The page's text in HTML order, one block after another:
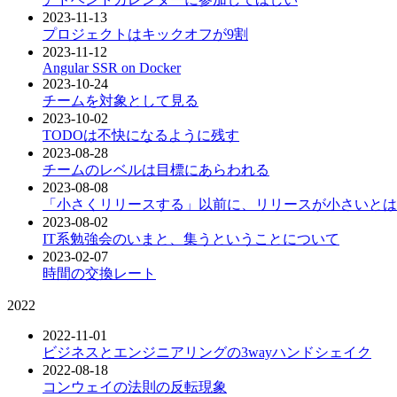
2023-11-13
プロジェクトはキックオフが9割
2023-11-12
Angular SSR on Docker
2023-10-24
チームを対象として見る
2023-10-02
TODOは不快になるように残す
2023-08-28
チームのレベルは目標にあらわれる
2023-08-08
「小さくリリースする」以前に、リリースが小さいと
2023-08-02
IT系勉強会のいまと、集うということについて
2023-02-07
時間の交換レート
2022
2022-11-01
ビジネスとエンジニアリングの3wayハンドシェイク
2022-08-18
コンウェイの法則の反転現象